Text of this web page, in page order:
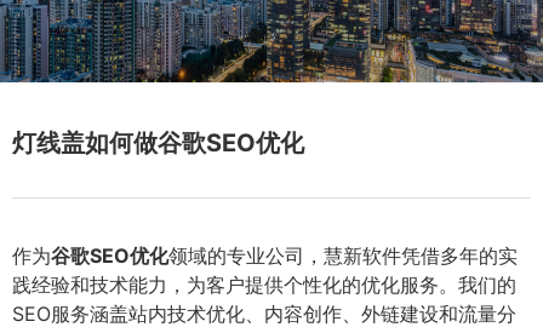
灯线盖如何做谷歌SEO优化
作为谷歌SEO优化领域的专业公司，慧新软件凭借多年的实
践经验和技术能力，为客户提供个性化的优化服务。我们的
SEO服务涵盖站内技术优化、内容创作、外链建设和流量分